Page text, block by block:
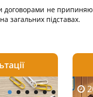
не
загальних підставах.
2026-08-06
2026-